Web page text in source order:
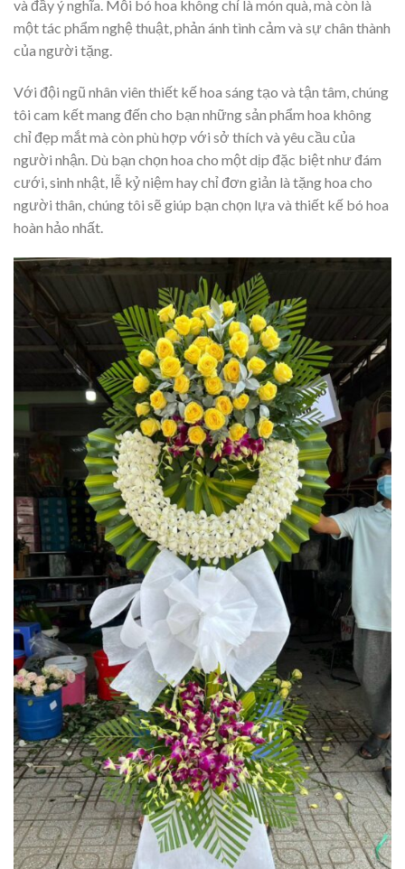
và đầy ý nghĩa. Mỗi bó hoa không chỉ là món quà, mà còn là
một tác phẩm nghệ thuật, phản ánh tình cảm và sự chân thành
của người tặng.
Với đội ngũ nhân viên thiết kế hoa sáng tạo và tận tâm, chúng
tôi cam kết mang đến cho bạn những sản phẩm hoa không
chỉ đẹp mắt mà còn phù hợp với sở thích và yêu cầu của
người nhận. Dù bạn chọn hoa cho một dịp đặc biệt như đám
cưới, sinh nhật, lễ kỷ niệm hay chỉ đơn giản là tặng hoa cho
người thân, chúng tôi sẽ giúp bạn chọn lựa và thiết kế bó hoa
hoàn hảo nhất.